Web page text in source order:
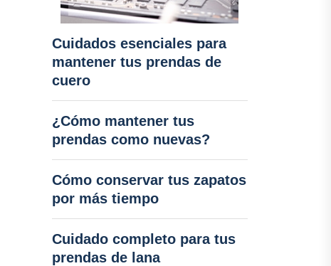
Cuidados esenciales para
mantener tus prendas de
cuero
¿Cómo mantener tus
prendas como nuevas?
Cómo conservar tus zapatos
por más tiempo
Cuidado completo para tus
prendas de lana